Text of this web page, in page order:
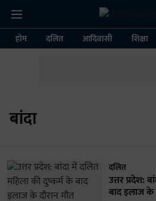
होम दलित आदिवासी शिक्षा
बांदा
दलित
उत्तर प्रदेश:
बाद इलाज के